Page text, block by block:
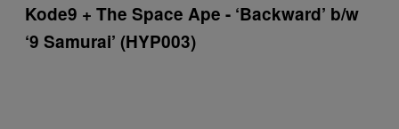
Kode9 + The Space Ape -­ ‘Backward’ b/w
‘9 Samurai’ (HYP003)